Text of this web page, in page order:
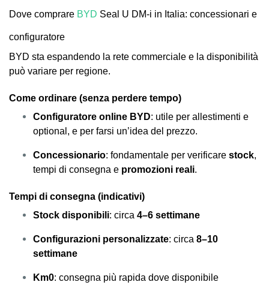
Dove comprare BYD Seal U DM-i in Italia: concessionari e
configuratore
BYD sta espandendo la rete commerciale e la disponibilità
può variare per regione.
Come ordinare (senza perdere tempo)
Configuratore online BYD: utile per allestimenti e
optional, e per farsi un’idea del prezzo.
Concessionario: fondamentale per verificare stock,
tempi di consegna e promozioni reali.
Tempi di consegna (indicativi)
Stock disponibili: circa 4–6 settimane
Configurazioni personalizzate: circa 8–10
settimane
Km0: consegna più rapida dove disponibile